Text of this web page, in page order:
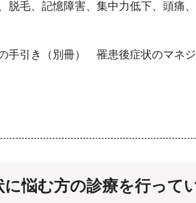
毛、記憶障害、集中力低下、頭痛
引き（別冊） 罹患後症状のマネジ
悩む方の診療を行って